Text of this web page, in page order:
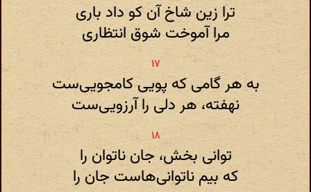
ترا زین شاخ آن کو داد باری
مرا آموخت شوق انتظاری
به هر گامی که پویی کامجویی‌ست
نهفته، هر دلی را آرزویی‌ست
توانی بخش، جان ناتوان را
که بیم ناتوانی‌هاست جان را